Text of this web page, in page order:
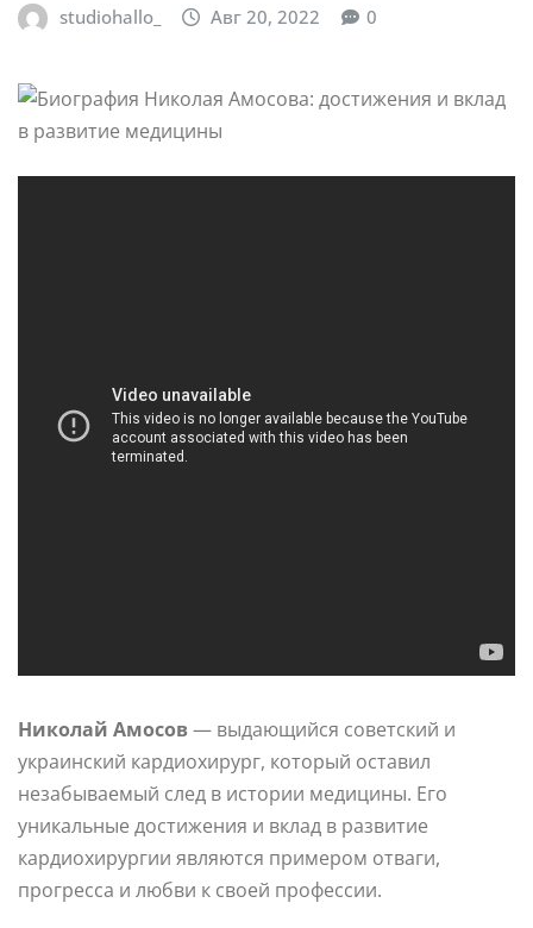
studiohallo_ Авг 20, 2022 0
Николай Амосов— выдающийся советский и
украинский кардиохирург, который оставил
незабываемый след в истории медицины. Его
уникальные достижения и вклад в развитие
кардиохирургии являются примером отваги,
прогресса и любви к своей профессии.